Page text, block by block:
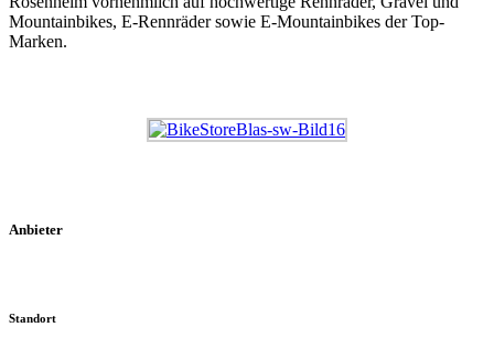
Mountainbikes, E-Rennräder sowie E-Mountainbikes der Top-
Marken.
Anbieter
Standort